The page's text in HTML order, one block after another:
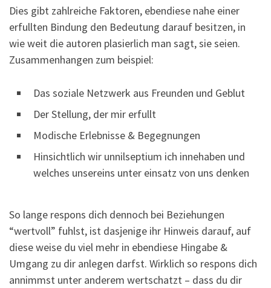
Dies gibt zahlreiche Faktoren, ebendiese nahe einer
erfullten Bindung den Bedeutung darauf besitzen, in
wie weit die autoren plasierlich man sagt, sie seien.
Zusammenhangen zum beispiel:
Das soziale Netzwerk aus Freunden und Geblut
Der Stellung, der mir erfullt
Modische Erlebnisse & Begegnungen
Hinsichtlich wir unnilseptium ich innehaben und
welches unsereins unter einsatz von uns denken
So lange respons dich dennoch bei Beziehungen
“wertvoll” fuhlst, ist dasjenige ihr Hinweis darauf, auf
diese weise du viel mehr in ebendiese Hingabe &
Umgang zu dir anlegen darfst. Wirklich so respons dich
annimmst unter anderem wertschatzt – dass du dir